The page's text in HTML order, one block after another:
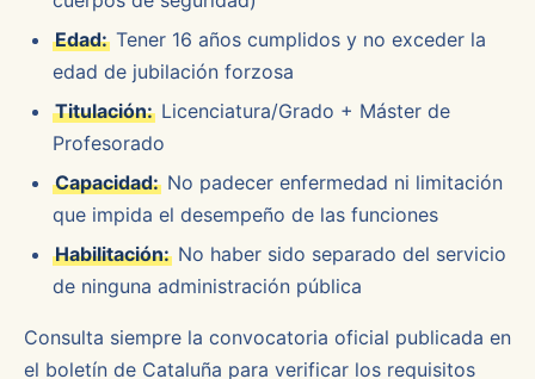
Edad: Tener 16 años cumplidos y no exceder la
edad de jubilación forzosa
Titulación: Licenciatura/Grado + Máster de
Profesorado
Capacidad: No padecer enfermedad ni limitación
que impida el desempeño de las funciones
Habilitación: No haber sido separado del servicio
de ninguna administración pública
Consulta siempre la convocatoria oficial publicada en
el boletín de Cataluña para verificar los requisitos